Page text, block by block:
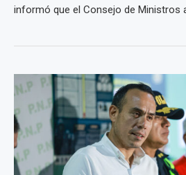
informó que el Consejo de Ministros